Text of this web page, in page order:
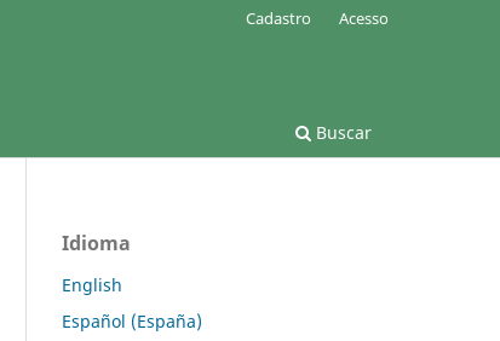
Buscar
Cadastro Acesso
Idioma
English
Español (España)